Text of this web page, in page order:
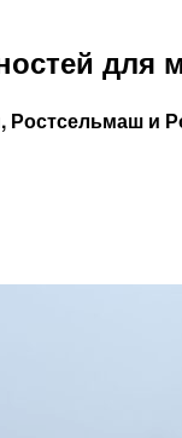
для
Ростсельмаш и